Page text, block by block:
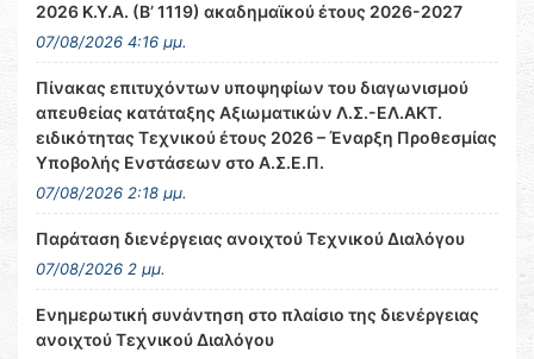
2026 Κ.Υ.Α. (Β’ 1119) ακαδημαϊκού έτους 2026-2027
07/08/2026 4:16 μμ.
Πίνακας επιτυχόντων υποψηφίων του διαγωνισμού
απευθείας κατάταξης Αξιωματικών Λ.Σ.-ΕΛ.ΑΚΤ.
ειδικότητας Τεχνικού έτους 2026 – Έναρξη Προθεσμίας
Υποβολής Ενστάσεων στο Α.Σ.Ε.Π.
07/08/2026 2:18 μμ.
Παράταση διενέργειας ανοιχτού Τεχνικού Διαλόγου
07/08/2026 2 μμ.
Ενημερωτική συνάντηση στο πλαίσιο της διενέργειας
ανοιχτού Τεχνικού Διαλόγου